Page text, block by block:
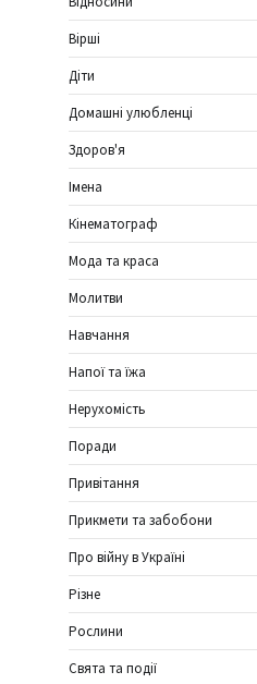
Вірші
Діти
Домашні улюбленці
Здоров'я
Імена
Кінематограф
Мода та краса
Молитви
Навчання
Напої та їжа
Нерухомість
Поради
Привітання
Прикмети та забобони
Про війну в Україні
Різне
Рослини
Свята та події